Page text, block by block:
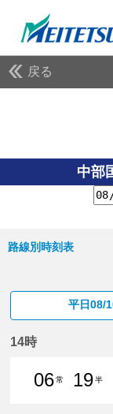
戻る
中部
路線別時刻表
平日08/
14時
06常
19半